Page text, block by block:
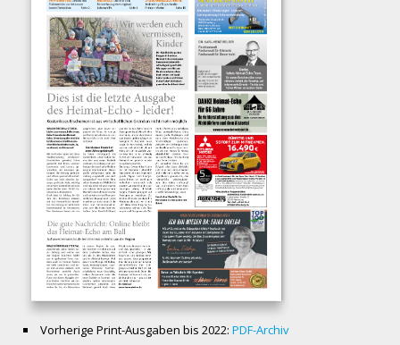
Vorherige Print-Ausgaben bis 2022: PDF-Archiv